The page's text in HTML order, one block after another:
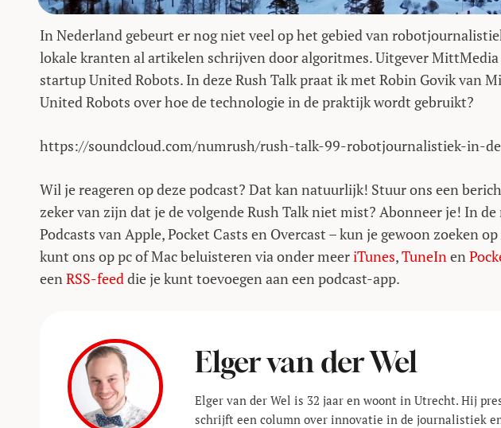
In Nederland gebeurt er nog niet veel op het gebied van
lokale kranten al artikelen schrijven door algoritmes. Uitgever
startup United Robots. In deze Rush Talk praat ik met Robin Govik van
United Robots over hoe de technologie in de praktijk wordt gebruikt?
https://soundcloud.com/numrush/rush-talk-99-robotjournalistiek-in-
Wil je reageren op deze podcast? Dat kan natuurlijk! Stuur ons een
zeker van zijn dat je de volgende Rush Talk niet mist? Abonneer je! In de
Podcasts van Apple, Pocket Casts en Overcast – kun je gewoon zoeken op
kunt ons op pc of Mac beluisteren via onder meeriTunes,TuneInen
eenRSS-feeddie je kunt toevoegen aan een podcast-app.
Elger van der Wel
Elger van der Wel is 32 jaar en woont in Utrecht. Hij
schrijft een column over innovatie in de journalistiek